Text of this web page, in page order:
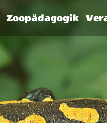
Zoopädagogik